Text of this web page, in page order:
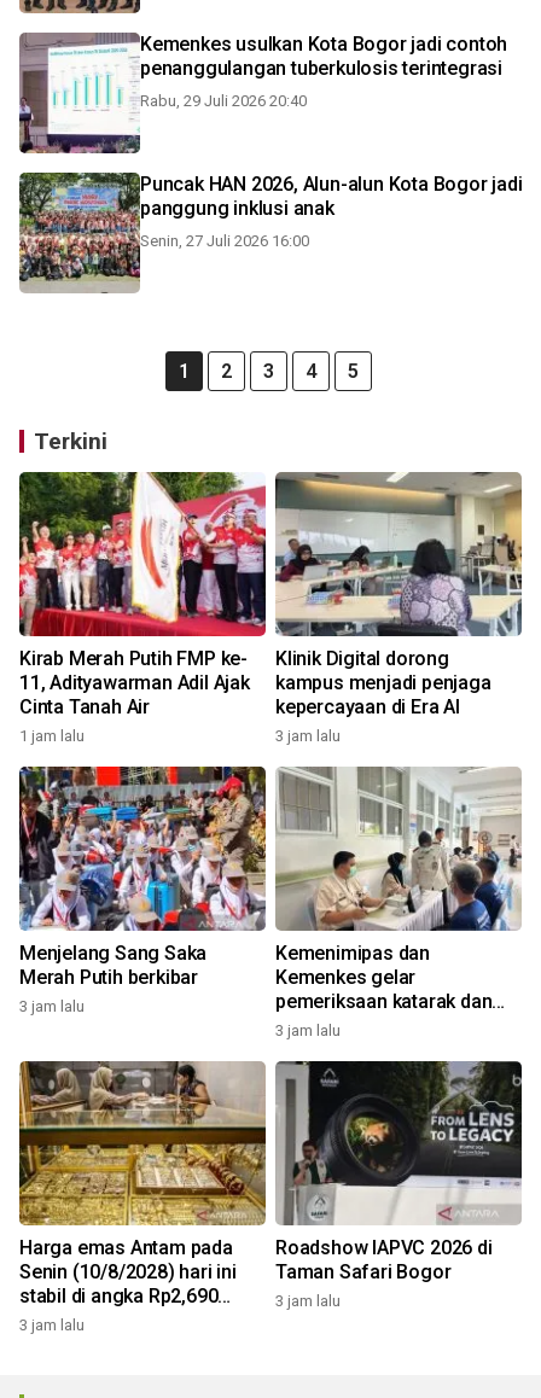
Kemenkes usulkan Kota Bogor jadi contoh
penanggulangan tuberkulosis terintegrasi
Rabu, 29 Juli 2026 20:40
Puncak HAN 2026, Alun-alun Kota Bogor jadi
panggung inklusi anak
Senin, 27 Juli 2026 16:00
1 2 3 4 5
Terkini
Kirab Merah Putih FMP ke-
11, Adityawarman Adil Ajak
Cinta Tanah Air
1 jam lalu
Klinik Digital dorong
kampus menjadi penjaga
kepercayaan di Era AI
3 jam lalu
Menjelang Sang Saka
Merah Putih berkibar
3 jam lalu
Kemenimipas dan
Kemenkes gelar
pemeriksaan katarak dan
CKG sambut HUT RI
3 jam lalu
Harga emas Antam pada
Senin (10/8/2028) hari ini
stabil di angka Rp2,690
juta/gr
3 jam lalu
Roadshow IAPVC 2026 di
Taman Safari Bogor
3 jam lalu